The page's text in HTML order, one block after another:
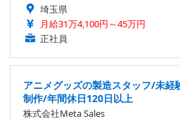
埼玉県
月給31万4,100円～45万円
正社員
アニメグッズの製造スタッフ/未経
制作/年間休日120日以上
株式会社Meta Sales